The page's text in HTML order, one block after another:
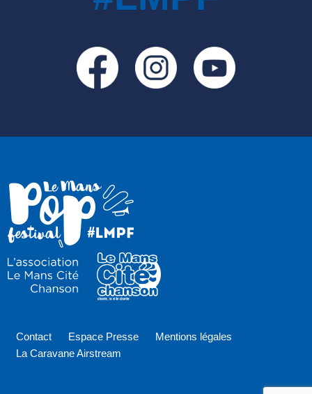
Contact Espace Presse
Mentions légales
La Caravane Airstream